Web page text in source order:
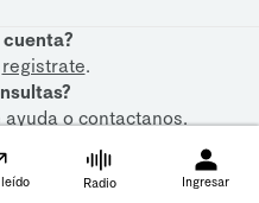
registrate.
ayudaocontactanos.
leído Radio Ingresar